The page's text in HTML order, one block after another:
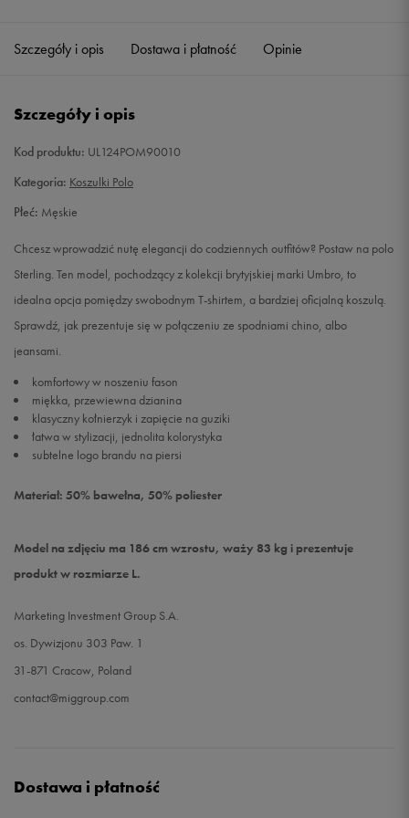
Szczegóły i opis Dostawa i płatność Opinie
Szczegóły i opis
Kod produktu: UL124POM90010
Kategoria: Koszulki Polo
Płeć: Męskie
Chcesz wprowadzić nutę elegancji do codziennych outfitów? Postaw na polo
Sterling. Ten model, pochodzący z kolekcji brytyjskiej marki Umbro, to
idealna opcja pomiędzy swobodnym T-shirtem, a bardziej oficjalną koszulą.
Sprawdź, jak prezentuje się w połączeniu ze spodniami chino, albo
jeansami.
komfortowy w noszeniu fason
miękka, przewiewna dzianina
klasyczny kołnierzyk i zapięcie na guziki
łatwa w stylizacji, jednolita kolorystyka
subtelne logo brandu na piersi
Materiał: 50% bawełna, 50% poliester
Model na zdjęciu ma 186 cm wzrostu, waży 83 kg i prezentuje
produkt w rozmiarze L.
Marketing Investment Group S.A.
os. Dywizjonu 303 Paw. 1
31-871 Cracow, Poland
contact@miggroup.com
Dostawa i płatność